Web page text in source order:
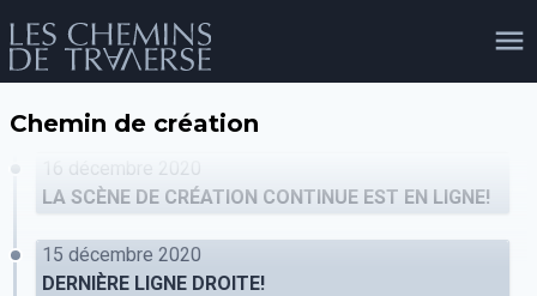
email tel
Chemin de création
16 décembre 2020
LA SCÈNE DE CRÉATION CONTINUE EST EN LIGNE!
15 décembre 2020
DERNIÈRE LIGNE DROITE!